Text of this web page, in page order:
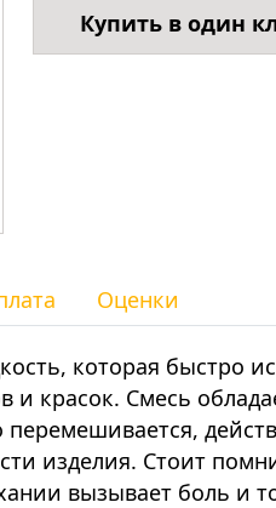
Купить в один
Оценки
которая быстро
и красок. Смесь
изделия. Стоит
вызывает боль и